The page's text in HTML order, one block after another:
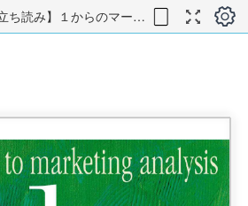
【立ち読み】１からのマーケティング分析〈第２版〉